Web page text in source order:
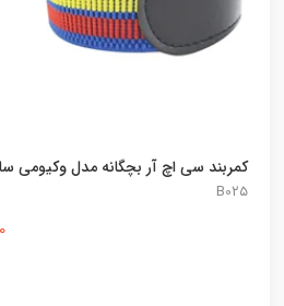
کمربند سی اچ آر بچگانه مدل وکیومی سایز ۳ تا ۱۰
B0۲۵